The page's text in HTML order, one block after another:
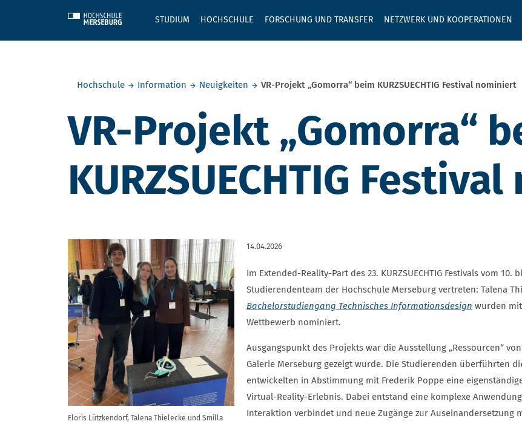
STUDIUM HOCHSCHULE FORSCHUNG UND TRANSFER NETZWERK UND KOOPERATIONEN
Hochschule
Information Neuigkeiten VR-Projekt „Gomorra“ beim KURZSUECHTIG Festival nominiert
VR-Projekt „Gomorra“
KURZSUECHTIG
Floris Lützkendorf, Talena Thielecke und Smilla
14.04.2026
Im Extended-Reality-Part des 23. KURZSUECHTIG Festivals vom
Studierendenteam der Hochschule Merseburg vertreten: Talena
Bachelorstudiengang Technisches Informationsdesign wurden
Wettbewerb nominiert.
Ausgangspunkt des Projekts war die Ausstellung „Ressourcen“
Galerie Merseburg gezeigt wurde. Die Studierenden überführten
entwickelten in Abstimmung mit Frederik Poppe eine
Virtual-Reality-Erlebnis. Dabei entstand eine komplexe
Interaktion verbindet und neue Zugänge zur Auseinandersetzung